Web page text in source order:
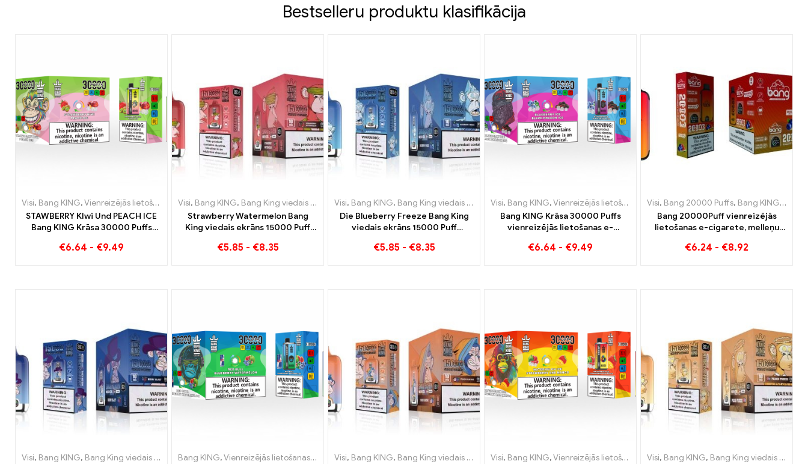
Bestselleru produktu klasifikācija
Visi, Bang KING,Vienreizējās lietošanas e-cigaretes Lietuva ,Vienreizējās lietošanas e-cigaretes Luksemburga,Vienreizējās lietošanas e-cigaretes Nīderlande,Vienreizējās lietošanas e-cigaretes Austrija
STAWBERRY KIwi Und PEACH ICE
Bang KING Krāsa 30000 Puffs
cigarete – divējāda garša unikālai
€6.64 - €9.49
Visi, Bang KING, Bang King viedais ekrāns 15000 Puff ,Vienreizējās lietošanas e-cigaretes Lietuva,Vienreizējās lietošanas e-cigaretes Luksemburga ,Vienreizējās
Strawberry Watermelon Bang
King viedais ekrāns 15000 Puff
baudījumu
€5.85 - €8.35
Visi, Bang KING, Bang King viedais ekrāns 15000 Puff ,Vienreizējās lietošanas e-cigaretes Lietuva,Vienreizējās lietošanas e-
Die Blueberry Freeze Bang King
viedais ekrāns 15000 Puff
€5.85 - €8.35
Visi, Bang KING,Vienreizējās lietošanas e-cigaretes Lietuva ,Vienreizējās
Bang KING Krāsa 30000 Puffs
vienreizējās lietošanas e-
baudījums ar garšām Blueberry
€6.64 - €9.49
Visi, Bang 20000 Puffs, Bang KING,
Bang 20000Puff vienreizējās
lietošanas e-cigarete, melleņu
€6.24 - €8.92
Visi, Bang KING, Bang King viedais ekrāns 15000 Puff ,Vienreizējās lietošanas e-cigaretes Lietuva,Vienreizējās lietošanas e-cigaretes Luksemburga,Vienreizējās lietošanas e-cigaretes Nīderlande,
Bang KING,Vienreizējās lietošanas e-cigaretes Lietuva ,Vienreizējās lietošanas e-cigaretes Luksemburga,Vienreizējās lietošanas e-cigaretes Nīderlande,
Visi, Bang KING, Bang King viedais ekrāns 15000 Puff ,Vienreizējās lietošanas e-cigaretes Lietuva,Vienreizējās lietošanas e-
Visi, Bang KING,Vienreizējās lietošanas e-cigaretes Lietuva ,Vienreizējās
Visi, Bang KING, Bang King viedais ekrāns 15000 Puff